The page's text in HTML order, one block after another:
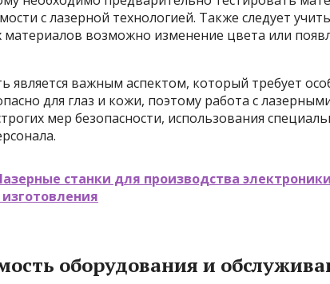
с лазерной технологией. Также следует
материалов возможно изменение цвета или
является важным аспектом, который требует
для глаз и кожи, поэтому работа с
мер безопасности, использования
станки для производства
оборудования и